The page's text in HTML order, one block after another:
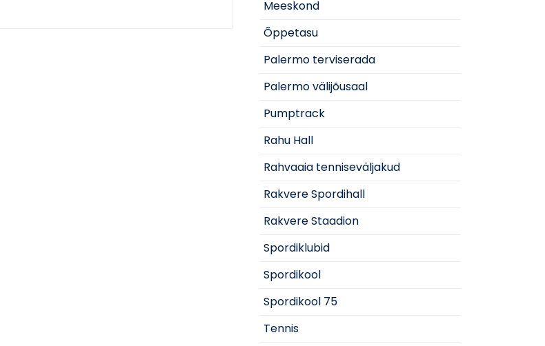
Meeskond
Õppetasu
Palermo terviserada
Palermo välijõusaal
Pumptrack
Rahu Hall
Rahvaaia tenniseväljakud
Rakvere Spordihall
Rakvere Staadion
Spordiklubid
Spordikool
Spordikool 75
Tennis